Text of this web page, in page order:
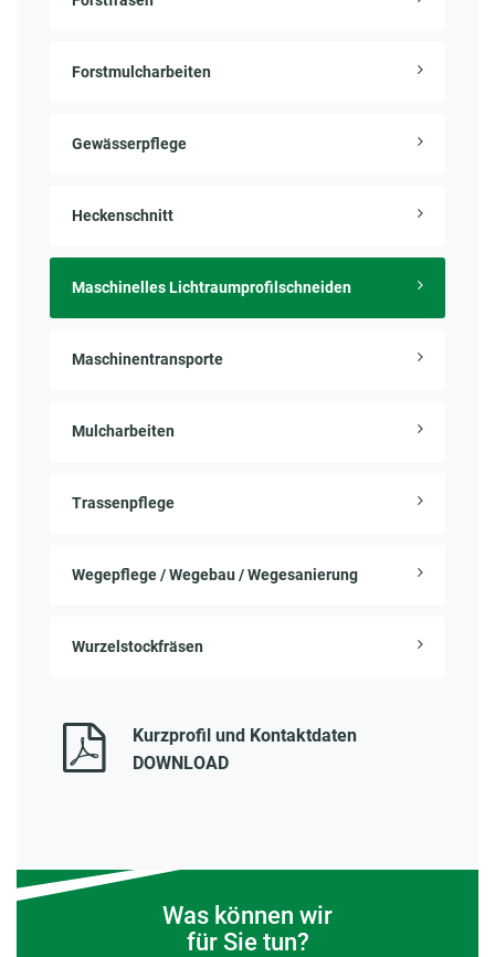
Forstmulcharbeiten
Gewässerpflege
Heckenschnitt
Maschinelles Lichtraumprofilschneiden
Maschinentransporte
Mulcharbeiten
Trassenpflege
Wegepflege / Wegebau / Wegesanierung
Wurzelstockfräsen
Kurzprofil und Kontaktdaten
DOWNLOAD
Was können wir
für Sie tun?